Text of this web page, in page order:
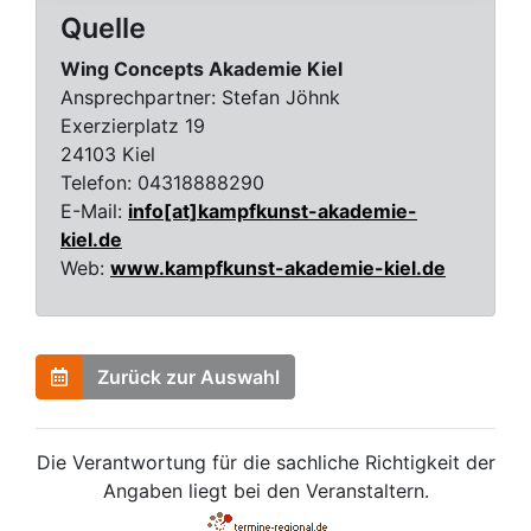
Quelle
Wing Concepts Akademie Kiel
Ansprechpartner: Stefan Jöhnk
Exerzierplatz 19
24103 Kiel
Telefon: 04318888290
E-Mail: info[at]kampfkunst-akademie-
kiel.de
Web: www.kampfkunst-akademie-kiel.de
Zurück zur Auswahl
Die Verantwortung für die sachliche Richtigkeit der
Angaben liegt bei den Veranstaltern.